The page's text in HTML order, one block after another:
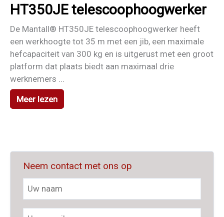
HT350JE telescoophoogwerker
De Mantall® HT350JE telescoophoogwerker heeft
een werkhoogte tot 35 m met een jib, een maximale
hefcapaciteit van 300 kg en is uitgerust met een groot
platform dat plaats biedt aan maximaal drie
werknemers ...
Meer lezen
Neem contact met ons op